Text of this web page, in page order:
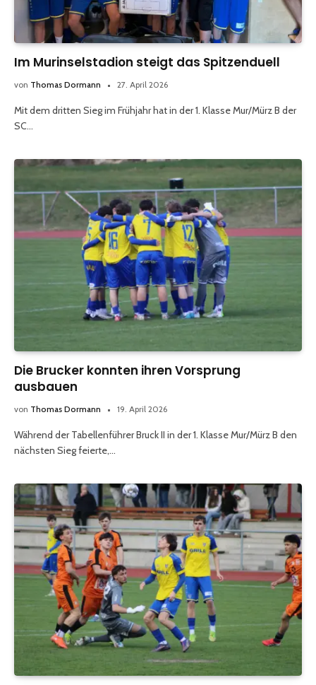
Im Murinselstadion steigt das Spitzenduell
von Thomas Dormann 27. April 2026
Mit dem dritten Sieg im Frühjahr hat in der 1. Klasse Mur/Mürz B der
SC…
Die Brucker konnten ihren Vorsprung
ausbauen
von Thomas Dormann 19. April 2026
Während der Tabellenführer Bruck II in der 1. Klasse Mur/Mürz B den
nächsten Sieg feierte,…